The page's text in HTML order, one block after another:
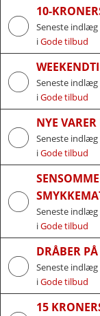
10-
Seneste indlæg
iGode tilbud
Seneste indlæg
iGode tilbud
NYE
Seneste indlæg
iGode tilbud
Seneste indlæg
iGode tilbud
DRÅBER
Seneste indlæg
iGode tilbud
15